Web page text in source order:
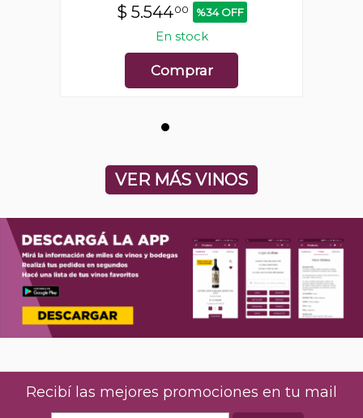
$ 5.54400 %34 OFF
En stock
Comprar
VER MÁS VINOS
Recibí las mejores promociones en tu mail